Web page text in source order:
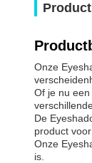
Onze
Of je nu
De
product
Onze
is.